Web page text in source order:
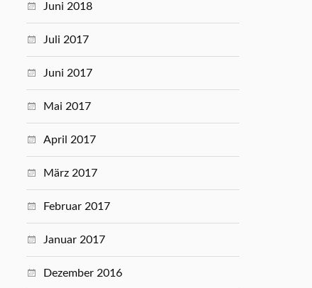
Juni 2018
Juli 2017
Juni 2017
Mai 2017
April 2017
März 2017
Februar 2017
Januar 2017
Dezember 2016